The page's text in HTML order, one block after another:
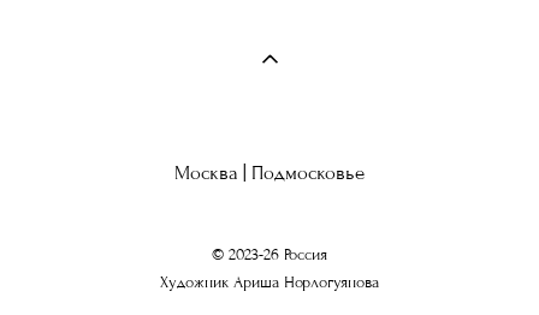
Москва | Подмосковье
© 2023-26 Россия
Художник Ариша Норлогуянова